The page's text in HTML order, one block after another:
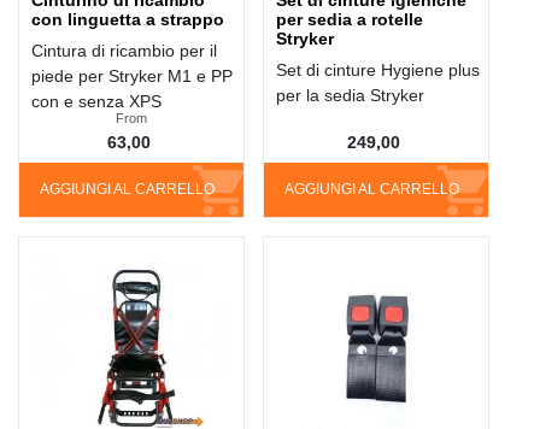
con linguetta a strappo
Cintura di ricambio per il
piede per Stryker M1 e PP
con e senza XPS
AGGIUNGI AL CARRELLO
From
63,00
per sedia a rotelle
Stryker
Set di cinture Hygiene plus
per la sedia Stryker
AGGIUNGI AL CARRELLO
249,00